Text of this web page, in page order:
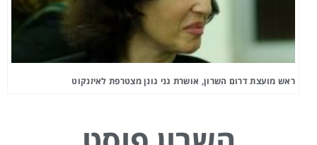
ראש מועצת דרום השרון, אושרת גני גונן מצטרפת לאיזנקוט